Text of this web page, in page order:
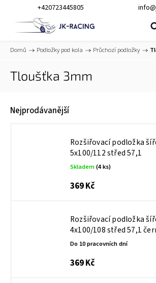
+420723445805
Domů / Podložky pod kola / Průchozí podložky /
Tloušťka 3mm
Nejprodávanější
Rozšiřovací podložka
5x100/112 střed 57,1
Skladem(4 ks)
369 Kč
Rozšiřovací podložka
4x100/108 střed 57,1
Do 10 pracovních dní
369 Kč